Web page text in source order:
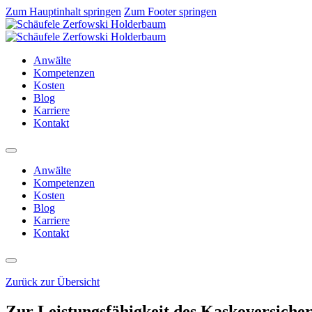
Zum Hauptinhalt springen Zum Footer springen
Anwälte
Kompetenzen
Kosten
Blog
Karriere
Kontakt
Anwälte
Kompetenzen
Kosten
Blog
Karriere
Kontakt
Zurück zur Übersicht